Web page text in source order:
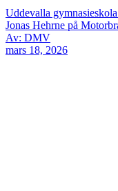
Uddevalla
Jonas Hehrne på
Av: DMV
mars 18, 2026